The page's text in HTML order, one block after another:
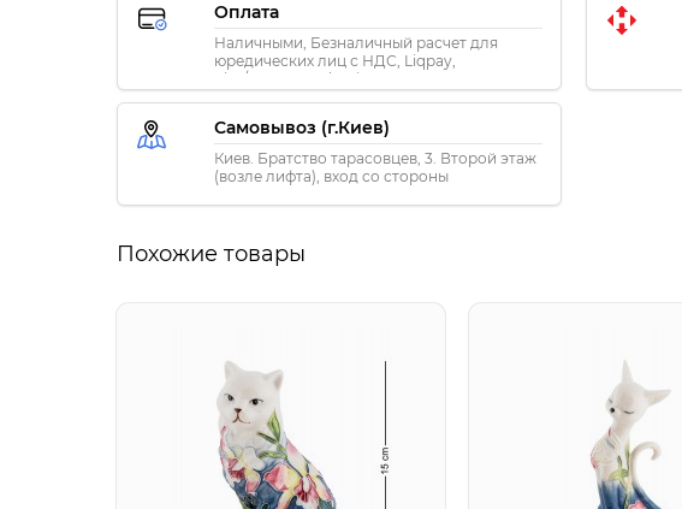
Оплата
Наличными, Безналичный расчет для
юредических лиц с НДС, Liqpay,
Visa/MasterCard, Privat24
Самовывоз (г.Киев)
Киев. Братство тарасовцев, 3. Второй этаж
(возле лифта), вход со стороны
Похожие товары